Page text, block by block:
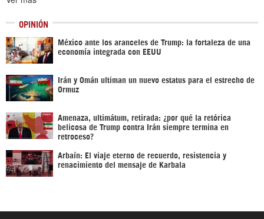
OPINIÓN
México ante los aranceles de Trump: la fortaleza de una
economía integrada con EEUU
Irán y Omán ultiman un nuevo estatus para el estrecho de
Ormuz
Amenaza, ultimátum, retirada: ¿por qué la retórica
belicosa de Trump contra Irán siempre termina en
retroceso?
Arbaín: El viaje eterno de recuerdo, resistencia y
renacimiento del mensaje de Karbala